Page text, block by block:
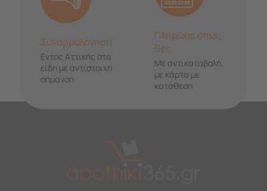
Συναρμολόγηση
Εντός Αττικής στα
είδη με αντίστοιχη
σήμανση
Πλήρωσε όπως
θες
Με αντικαταβολή,
με κάρτα με
κατάθεση